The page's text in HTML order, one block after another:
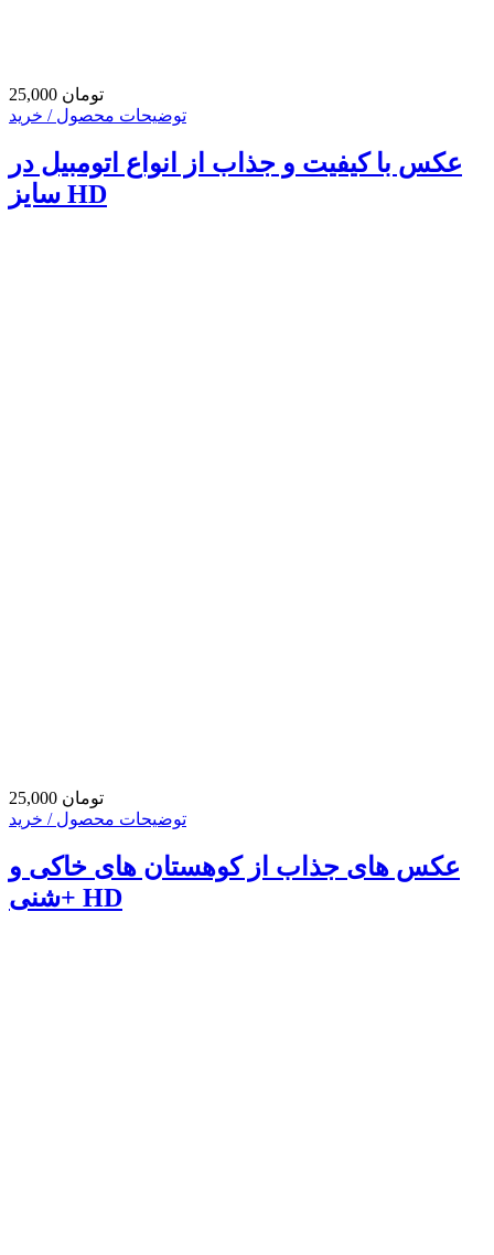
25,000 تومان
توضیحات محصول / خرید
عکس با کیفیت و جذاب از انواع اتومبیل در
سایز HD
25,000 تومان
توضیحات محصول / خرید
عکس های جذاب از کوهستان های خاکی و
شنی+ HD